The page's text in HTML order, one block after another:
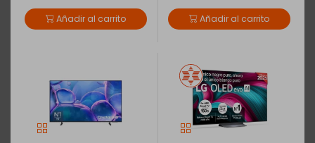
Añadir al carrito Añadir al carrito